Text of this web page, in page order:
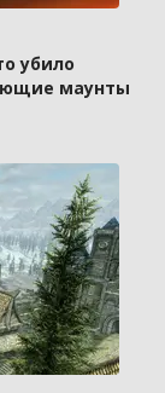
убило
маунты